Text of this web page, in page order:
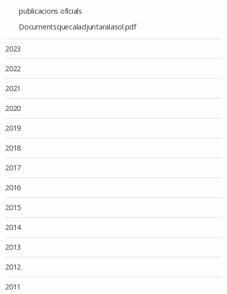
publicacions oficials
Documentsquecaladjuntaralasol.pdf
2023
2022
2021
2020
2019
2018
2017
2016
2015
2014
2013
2012
2011